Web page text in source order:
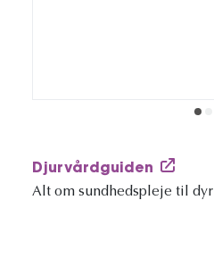
Djurvårdguiden
Alt om sundhedspleje til dyr